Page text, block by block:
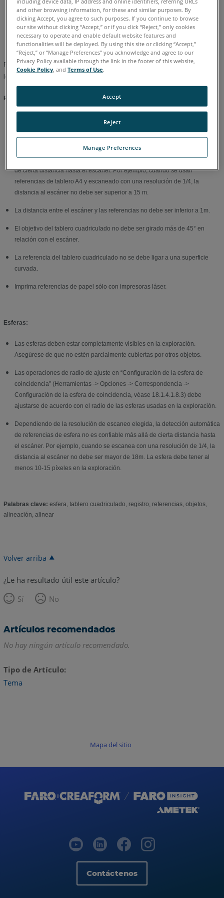
Alemán Chino Coreano Español Francés Inglés
Italiano Japonés Portugués
Para una mejor detección automática de las referencias, debe tener en cuenta
lo siguiente:
Referencias del tablero cuadriculado:
El ángulo de incidencia entre el rayo láser y la referencia del tablero
cuadriculado no debe ser menor de 45°.
Dependiendo de la resolución de escaneo escogida, la detección
automática de referencias de tablero cuadriculado no es confiable más allá
de cierta distancia hasta el escáner. Por ejemplo, cuando se usan
referencias de tablero A4 y escaneado con una resolución de 1/4, la
distancia al escáner no debe ser superior a 15 m.
La distancia entre el escáner y las referencias no debe ser inferior a 1m.
El objetivo del tablero cuadriculado no debe ser girado más de 45° en
relación con el escáner.
La referencia del tablero cuadriculado no se debe ligar a una superficie
curvada.
Imprima referencias de papel sólo con impresoras láser.
Esferas:
Las esferas deben estar completamente visibles en la exploración.
Asegúrese de que no estén parcialmente cubiertas por otros objetos.
Las operaciones de radio de ajuste en “Configuración de la esfera de
coincidencia” (Herramientas -> Opciones -> Correspondencia ->
Configuración de la esfera de coincidencia, véase 18.1.4.1.8.3) debe
ajustarse de acuerdo con el radio de las esferas usadas en la exploración.
Dependiendo de la resolución de escaneo elegida, la detección automática
de referencias de esfera no es confiable más allá de cierta distancia hasta
el escáner. Por ejemplo, cuando se escanea con una resolución de 1/4, la
distancia al escáner no debe ser mayor de 18m. La esfera debe tener al
menos 10-15 píxeles en la exploración.
Palabras clave: esfera, tablero cuadriculado, registro, referencias, objetos,
alineación, alinear
Volver arriba
¿Le ha resultado útil este artículo?
Sí
No
Artículos recomendados
No hay ningún artículo recomendado.
Tipo de Artículo
Tema
Mapa del sitio
Contáctenos
and other browsing information, for these and similar purposes. By
clicking Accept, you agree to such purposes. If you continue to browse
our site without clicking “Accept,” or if you click “Reject,” only cookies
necessary to operate and enable default website features and
functionalities will be deployed. By using this site or clicking “Accept,”
“Reject,” or “Manage Preferences” you acknowledge and agree to our
Privacy Policy available through the link in the footer of this website,
Cookie Policy , andTerms of Use.
Manage Preferences
Reject
Accept